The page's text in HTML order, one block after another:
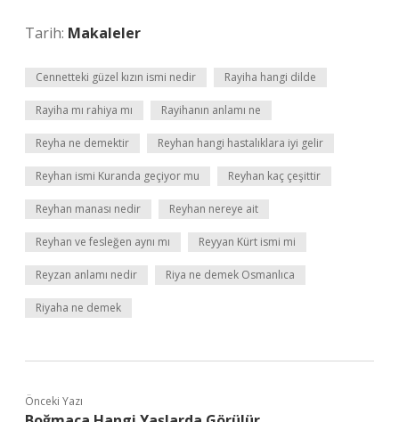
Tarih: Makaleler
Cennetteki güzel kızın ismi nedir Rayiha hangi dilde
Rayiha mı rahiya mı Rayihanın anlamı ne
Reyha ne demektir Reyhan hangi hastalıklara iyi gelir
Reyhan ismi Kuranda geçiyor mu Reyhan kaç çeşittir
Reyhan manası nedir Reyhan nereye ait
Reyhan ve fesleğen aynı mı Reyyan Kürt ismi mi
Reyzan anlamı nedir Riya ne demek Osmanlıca
Riyaha ne demek
Önceki Yazı